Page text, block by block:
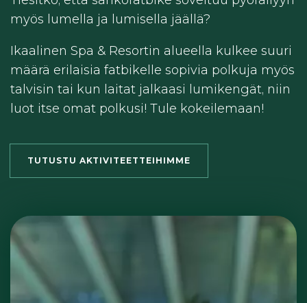
myös lumella ja lumisella jäällä?
Ikaalinen Spa & Resortin alueella kulkee suuri
määrä erilaisia fatbikelle sopivia polkuja myös
talvisin tai kun laitat jalkaasi lumikengät, niin
luot itse omat polkusi! Tule kokeilemaan!
TUTUSTU AKTIVITEETTEIHIMME